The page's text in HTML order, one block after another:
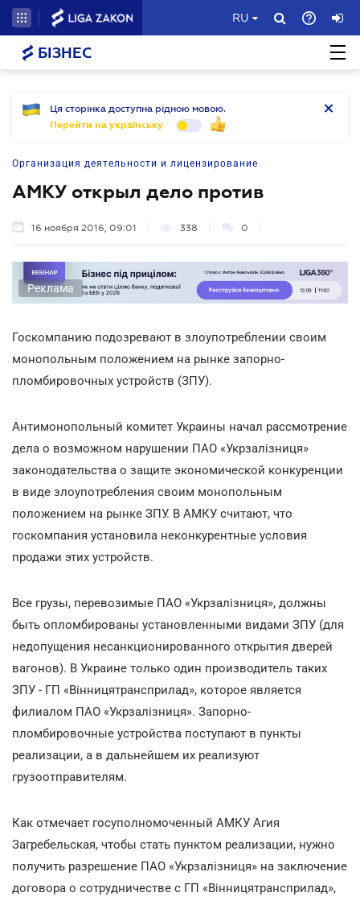
RU
БІЗНЕС
Ця сторінка доступна рідною мовою.
Перейти на українську
Организация деятельности и лицензирование
АМКУ открыл дело против
16 ноября 2016, 09:01 338 0
Реклама
Госкомпанию подозревают в злоупотреблении своим
монопольным положением на рынке запорно-
пломбировочных устройств (ЗПУ).
Антимонопольный комитет Украины начал рассмотрение
дела о возможном нарушении ПАО «Укрзалізниця»
законодательства о защите экономической конкуренции
в виде злоупотребления своим монопольным
положением на рынке ЗПУ. В АМКУ считают, что
госкомпания установила неконкурентные условия
продажи этих устройств.
Все грузы, перевозимые ПАО «Укрзалізниця», должны
быть опломбированы установленными видами ЗПУ (для
недопущения несанкционированного открытия дверей
вагонов). В Украине только один производитель таких
ЗПУ - ГП «Вінницятрансприлад», которое является
филиалом ПАО «Укрзалізниця». Запорно-
пломбировочные устройства поступают в пункты
реализации, а в дальнейшем их реализуют
грузоотправителям.
Как отмечает госуполномоченный АМКУ Агия
Загребельская, чтобы стать пунктом реализации, нужно
получить разрешение ПАО «Укрзалізниця» на заключение
договора о сотрудничестве с ГП «Вінницятрансприлад»,